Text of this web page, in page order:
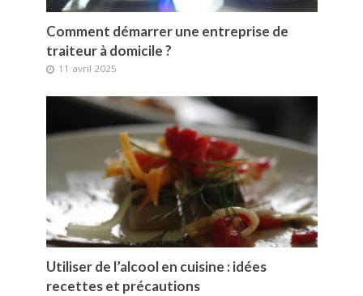
Comment démarrer une entreprise de
traiteur à domicile ?
11 avril 2025
Utiliser de l’alcool en cuisine : idées
recettes et précautions